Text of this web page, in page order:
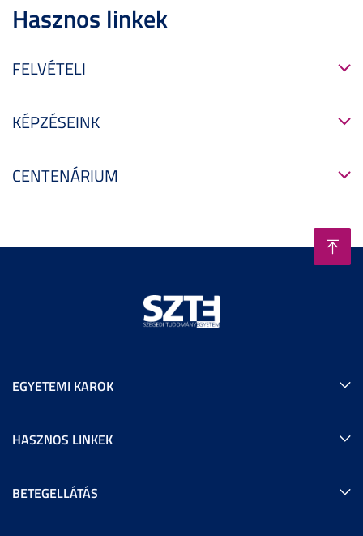
Hasznos linkek
FELVÉTELI
KÉPZÉSEINK
CENTENÁRIUM
EGYETEMI KAROK
HASZNOS LINKEK
BETEGELLÁTÁS